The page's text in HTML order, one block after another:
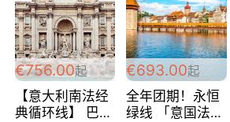
馆 108欧/人/天
488欧/人
€756.00起
【意大利南法经
典循环线】 巴黎
€693.00起
全年团期！永恒
绿线 「意国法